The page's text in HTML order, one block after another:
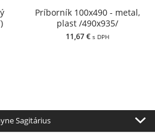
Príborník 100x490 - metal,
plast /490x935/
11,67 € s DPH
Sagitárius